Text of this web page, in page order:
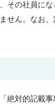
その社員に
せん。なお
絶対的記載事